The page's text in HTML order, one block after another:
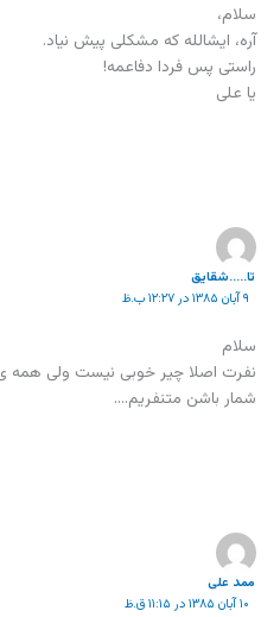
سلام،
آره، ایشالله که مشکلی پیش نیاد.
راستی پس فردا دفاعمه!
یا علی
تا.....شقایق
۹ آبان ۱۳۸۵ در ۱۲:۲۷ ب.ظ
سلام
نفرت اصلا چیر خوبی نیست ولی همه ی
شمار باشن متنفریم….
ممد علی
۱۰ آبان ۱۳۸۵ در ۱۱:۱۵ ق.ظ